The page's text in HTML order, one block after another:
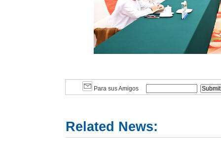
Para sus Amigos
Related News: